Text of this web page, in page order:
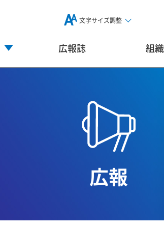
文字サイズ調整
広報誌 組
広報